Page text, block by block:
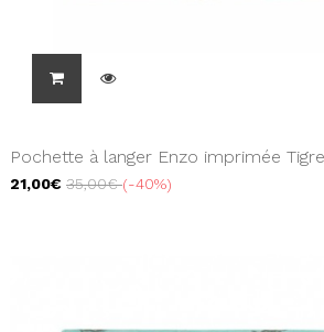
Pochette à langer Enzo imprimée
21,00€ 35,00€ -40%